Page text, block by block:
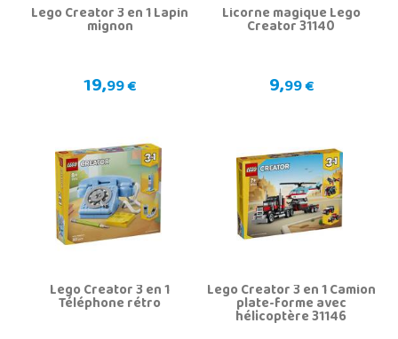
Lego Creator 3 en 1 Lapin
mignon
19,99 €
Licorne magique Lego
Creator 31140
9,99 €
Lego Creator 3 en 1
Téléphone rétro Lego Creator 3 en 1 Camion
plate-forme avec
hélicoptère 31146